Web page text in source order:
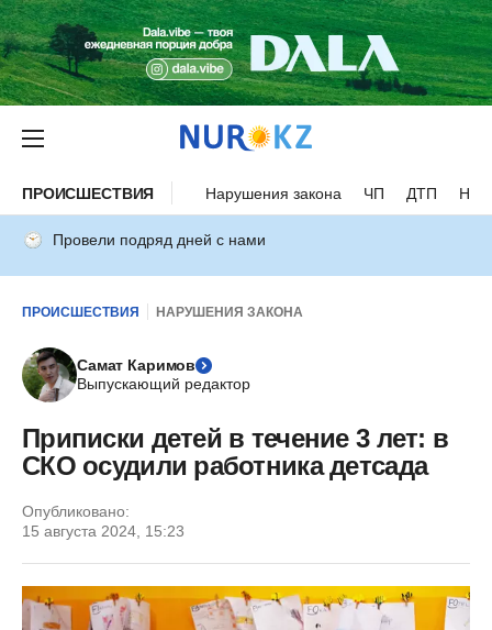
ПРОИСШЕСТВИЯ Нарушения закона ЧП ДТП
Провели подряд дней с нами
ПРОИСШЕСТВИЯ НАРУШЕНИЯ ЗАКОНА
Самат Каримов
Выпускающий редактор
Приписки детей в течение 3 лет: в
СКО осудили работника детсада
Опубликовано:
15 августа 2024, 15:23